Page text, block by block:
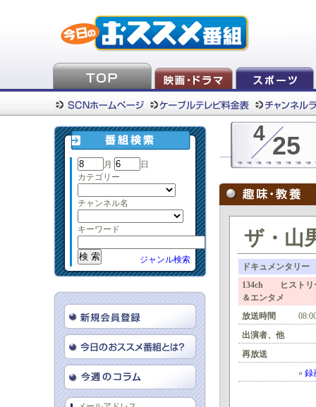
月
日
カテゴリー
チャンネル名
キーワード
ジャンル検索
4 25
ザ・山
ドキュメンタリー
134ch ヒストリ
＆エンタメ
放送時間
出演者、他
再放送
» 録